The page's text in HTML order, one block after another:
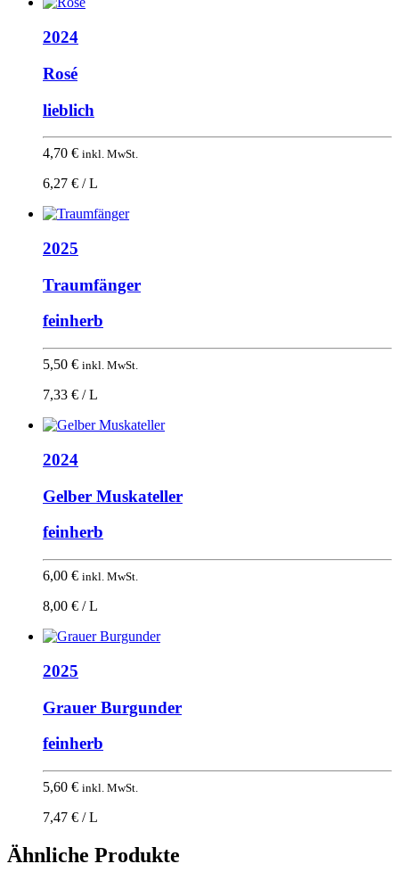
2024
Rosé
lieblich
4,70 € inkl. MwSt.
6,27 € / L
2025
Traumfänger
feinherb
5,50 € inkl. MwSt.
7,33 € / L
2024
Gelber Muskateller
feinherb
6,00 € inkl. MwSt.
8,00 € / L
2025
Grauer Burgunder
feinherb
5,60 € inkl. MwSt.
7,47 € / L
Ähnliche Produkte